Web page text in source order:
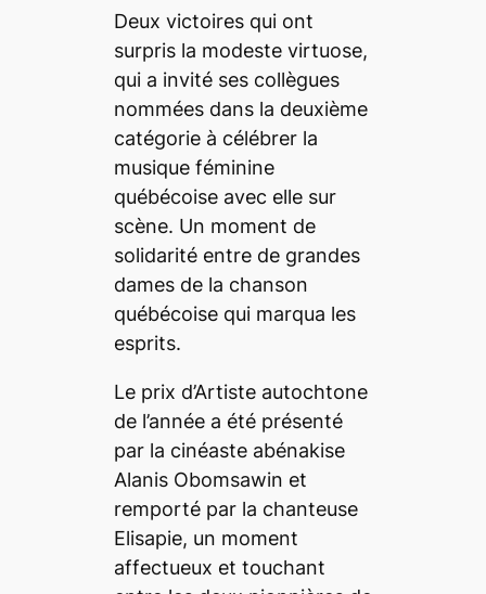
Deux victoires qui ont
surpris la modeste virtuose,
qui a invité ses collègues
nommées dans la deuxième
catégorie à célébrer la
musique féminine
québécoise avec elle sur
scène. Un moment de
solidarité entre de grandes
dames de la chanson
québécoise qui marqua les
esprits.
Le prix d’Artiste autochtone
de l’année a été présenté
par la cinéaste abénakise
Alanis Obomsawin et
remporté par la chanteuse
Elisapie, un moment
affectueux et touchant